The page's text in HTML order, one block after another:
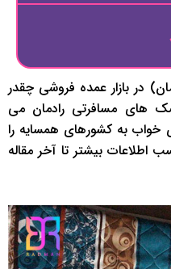
در بازار عمده فروشی چقدر
های مسافرتی رادمان می
خواب به کشورهای همسایه را
اطلاعات بیشتر تا آخر مقاله